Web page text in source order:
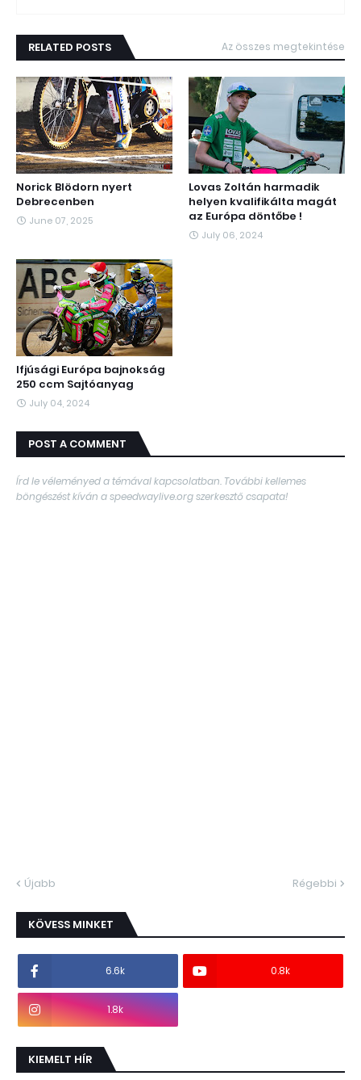
RELATED POSTS Az összes megtekintése
Norick Blödorn nyert
Debrecenben
June 07, 2025
Lovas Zoltán harmadik
helyen kvalifikálta magát
az Európa döntőbe !
July 06, 2024
Ifjúsági Európa bajnokság
250 ccm Sajtóanyag
July 04, 2024
POST A COMMENT
Írd le véleményed a témával kapcsolatban. További kellemes
böngészést kíván a speedwaylive.org szerkesztő csapata!
Újabb Régebbi
KÖVESS MINKET
6.6k 0.8k
1.8k
KIEMELT HÍR